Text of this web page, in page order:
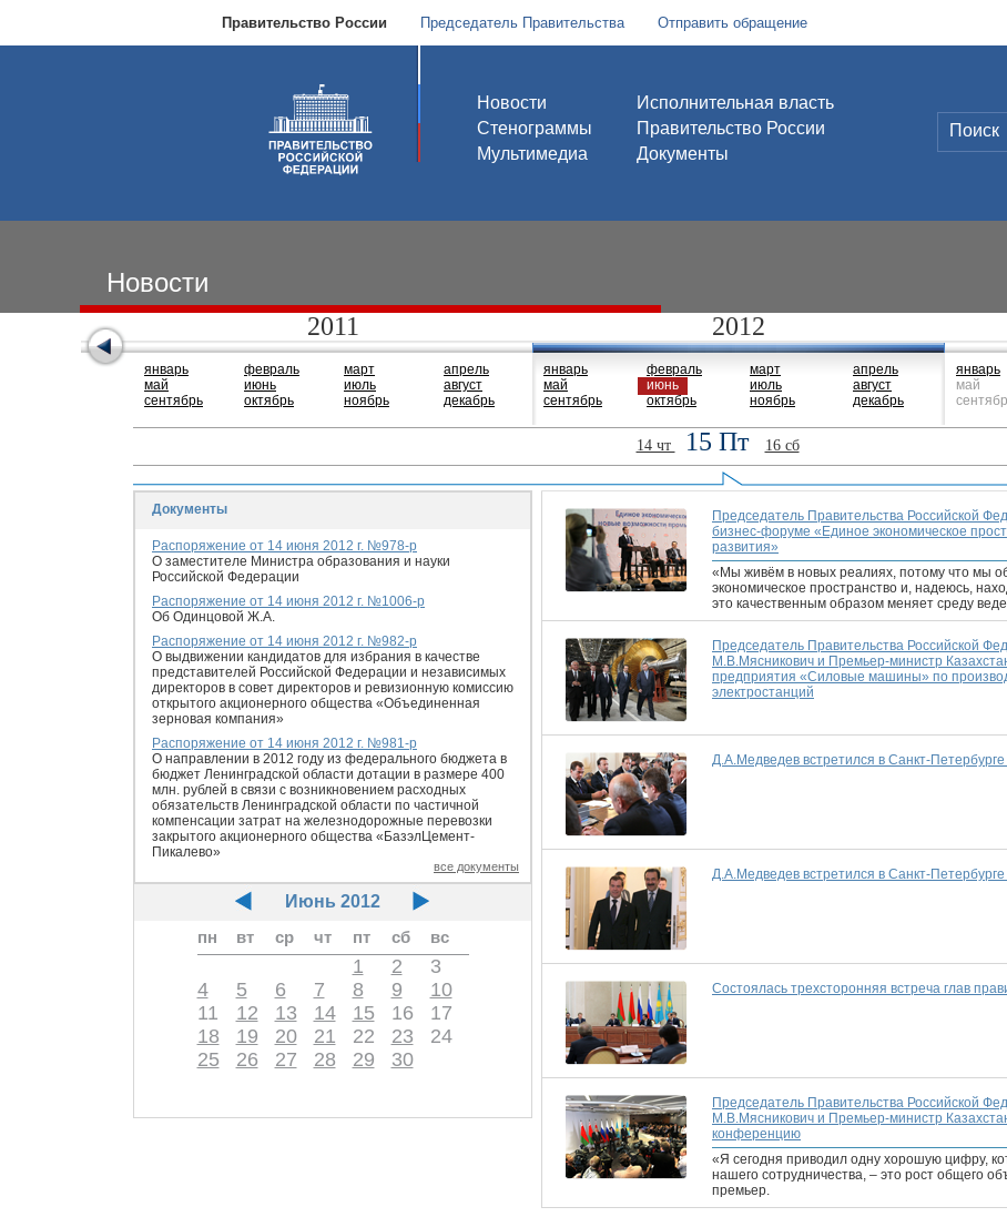
Правительство России Председатель Правительства Отправить обращение
Новости
Стенограммы
Мультимедиа
Исполнительная власть
Правительство России
Документы
Новости
2011
январь
май
сентябрь
февраль
июнь
октябрь
март
июль
ноябрь
апрель
август
декабрь
2012
январь
май
сентябрь
февраль
июнь
октябрь
март
июль
ноябрь
апрель
август
декабрь
январь
май
14 чт 15 Пт 16 сб
Документы
Распоряжение от 14 июня 2012 г. №978-р
О заместителе Министра образования и науки
Российской Федерации
Распоряжение от 14 июня 2012 г. №1006-р
Об Одинцовой Ж.А.
Распоряжение от 14 июня 2012 г. №982-р
О выдвижении кандидатов для избрания в качестве
представителей Российской Федерации и независимых
директоров в совет директоров и ревизионную комиссию
открытого акционерного общества «Объединенная
зерновая компания»
Распоряжение от 14 июня 2012 г. №981-р
О направлении в 2012 году из федерального бюджета в
бюджет Ленинградской области дотации в размере 400
млн. рублей в связи с возникновением расходных
обязательств Ленинградской области по частичной
компенсации затрат на железнодорожные перевозки
закрытого акционерного общества «БазэлЦемент-
Пикалево»
все документы
Июнь 2012
пн
вт ср чт пт сб вс
1 2
3
4
5 6 7 8 9
10
11
12 13 14 15 16
17
18
19 20 21 22 23
24
25
26 27 28 29 30
Председатель Правительства Российской
бизнес-форуме «Единое экономическое
развития»
«Мы живём в новых реалиях, потому что мы
экономическое пространство и, надеюсь,
это качественным образом меняет среду
Председатель Правительства Российской
М.В.Мясникович и Премьер-министр
предприятия «Силовые машины» по
электростанций
Д.А.Медведев встретился в Санкт-
Д.А.Медведев встретился в Санкт-
Состоялась трехсторонняя встреча глав
Председатель Правительства Российской
М.В.Мясникович и Премьер-министр
конференцию
«Я сегодня приводил одну хорошую цифру,
нашего сотрудничества, – это рост общего
премьер.